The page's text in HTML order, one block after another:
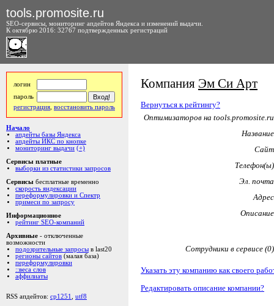
tools.promosite.ru
SEO-сервисы, мониторинг апдейтов Яндекса и изменений выдачи.
К октябрю 2016: 32767 подтвержденных регистраций
логин
пароль
регистрация восстановить пароль
Начало
апдейты базы Яндекса
апдейты ИКС по кнопке
мониторинг выдачи (+)
Сервисы платные
выборки из статистики запросов
Сервисы бесплатные временно
скорость яндексации
переформулировки и Спектр
примеси по запросу
Информационное
рейтинг SEO-компаний
Архивные - отключенные
возможности
подозрительные запросы в last20
регионы сайтов (малая база)
переформулировки
::веса слов
аффилиаты
RSS апдейтов: cp1251
utf8
Компания Эм Си Арт
Вернуться к рейтингу?
Оптимизаторов на tools.promosite.ru
Название
Сайт
Телефон(ы)
Эл. почта
Адрес
Описание
Сотрудники в сервисе (0)
Указать эту компанию как своего
Редактировать описание компании?